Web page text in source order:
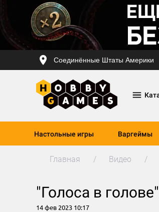
Соединённые Штаты Америки
Настольные игры Варгеймы
Главная Видео
"Голоса в
14 фев 2023 10:17